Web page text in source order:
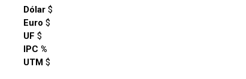
Dólar $
Euro $
UF $
IPC %
UTM $